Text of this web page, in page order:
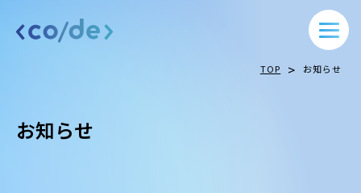
TOP > お知らせ
お知らせ